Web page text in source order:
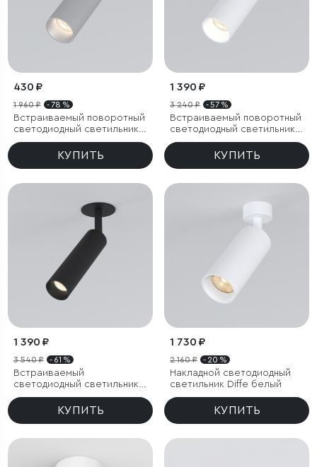
430 ₽
1 960 ₽ - 78 %
Встраиваемый поворотный
светодиодный светильник
Diffe
КУПИТЬ
1 390 ₽
3 240 ₽ - 57 %
Встраиваемый поворотный
светодиодный светильник
Diffe
КУПИТЬ
1 390 ₽
3 540 ₽ - 61 %
Встраиваемый
светодиодный светильник
Diffe черный
КУПИТЬ
1 730 ₽
2 160 ₽ - 20 %
Накладной светодиодный
светильник Diffe белый
КУПИТЬ